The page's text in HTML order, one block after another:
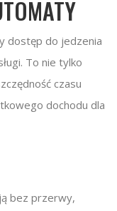
dostęp do jedzenia
To nie tylko
czasu
dochodu dla
bez przerwy,